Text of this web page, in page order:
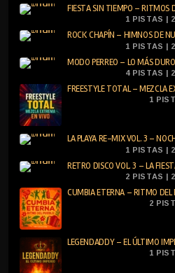
FIESTA SIN TIEMPO – RITMOS
1 PISTAS |
ROCK CHAPÍN – HIMNOS DE
1 PISTAS |
MODO PERREO – LO MÁS
4 PISTAS |
FREESTYLE TOTAL – MEZCLA
1
LA PLAYA RE-MIX VOL. 3 –
1 PISTAS |
RETRO DISCO VOL. 3 – LA
2 PISTAS |
CUMBIA ETERNA – RITMO DEL
2
LEGENDADDY – EL ÚLTIMO
1